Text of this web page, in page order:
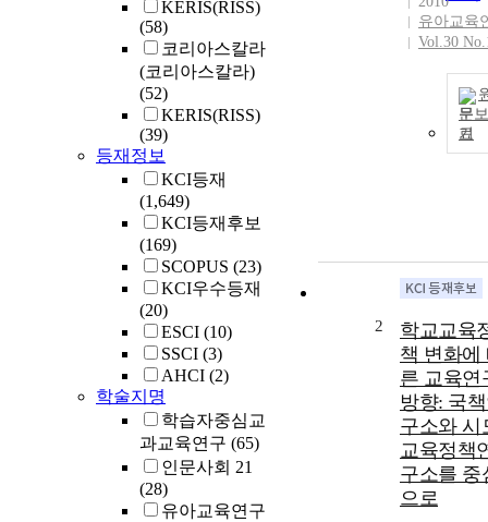
KERIS(RISS)
(58)
코리아스칼라
(코리아스칼라)
(52)
KERIS(RISS)
(39)
등재정보
KCI등재
(1,649)
KCI등재후보
(169)
SCOPUS (23)
KCI우수등재
(20)
ESCI (10)
SSCI (3)
AHCI (2)
학술지명
학습자중심교
과교육연구 (65)
인문사회 21
(28)
유아교육연구
유아교육
Vol.30
문보
기
2
학교교육
책 변화에
른 교육연
방향: 국
구소와 시
교육정책
구소를 중
으로